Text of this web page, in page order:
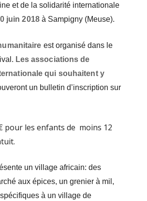
et de la solidarité internationale
juin 2018à Sampigny (Meuse).
est organisé dans le
Les associations de
qui souhaitent y
un bulletin d’inscription sur
pour les enfants de moins 12
un village africain: des
aux épices, un grenier à mil,
à un village de